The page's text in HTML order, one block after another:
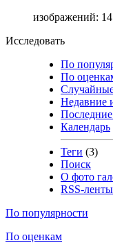
изображений:
Исследовать
По
По
Недавние
Календарь
Теги (3)
Поиск
О фото
RSS-ленты
По популярности
По оценкам